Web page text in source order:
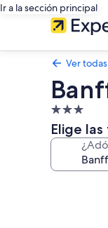
Ir a la sección principal
Ver
Propiedad
de
3.0
estrellas
Elige